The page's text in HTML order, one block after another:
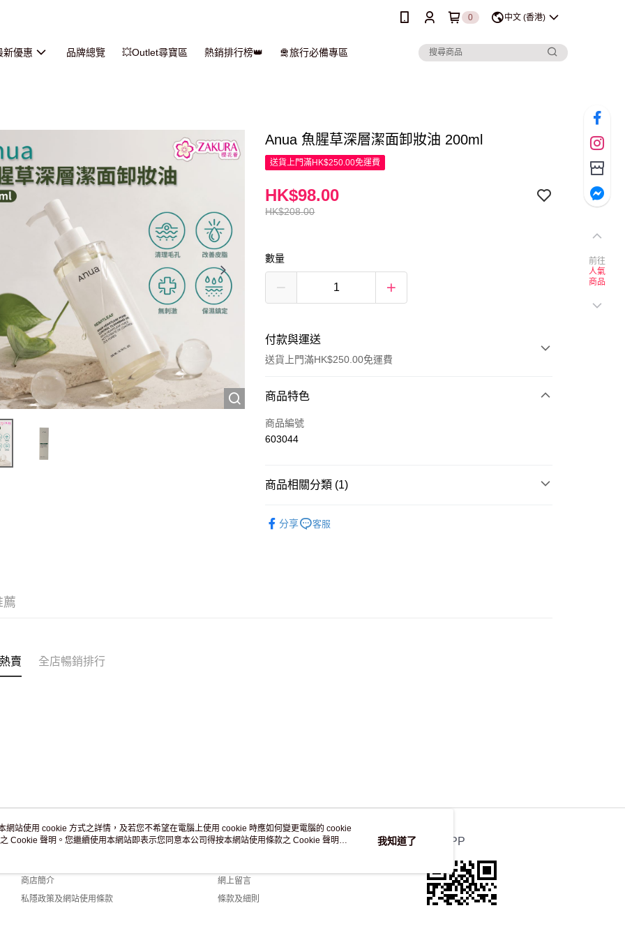
0 中文 (香港)
新優惠 品牌總覽 💥Outlet尋寶區 熱銷排行榜👑 🛅旅行必備專區
Anua 魚腥草深層潔面卸妝油 200ml
送貨上門滿HK$250.00免運費
HK$208.00
HK$98.00
數量
付款與運送
送貨上門滿HK$250.00免運費
付款方式
信用卡
商品特色
商品編號
603044
商品相關分類 (1)
分享
客服
薦
賣 全店暢銷排行
關於我們
商店簡介
私隱政策及網站使用條款
客戶服務
網上留言
條款及細則
官方APP
前往
人氣
商品
網站使用 cookie 方式之詳情，及若您不希望在電腦上使用 cookie 時應如何變更電腦的 cookie
Cookie 聲明。您繼續使用本網站即表示您同意本公司得按本網站使用條款之 Cookie 聲明使
我知道了